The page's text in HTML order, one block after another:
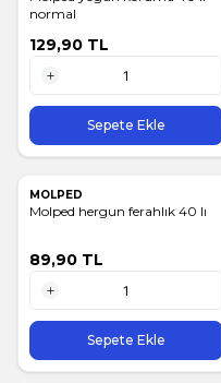
normal
129,90 TL
1 Adet
Sepete Ekle
MOLPED
Molped hergun ferahlık 40 lı
89,90 TL
1 Adet
Sepete Ekle